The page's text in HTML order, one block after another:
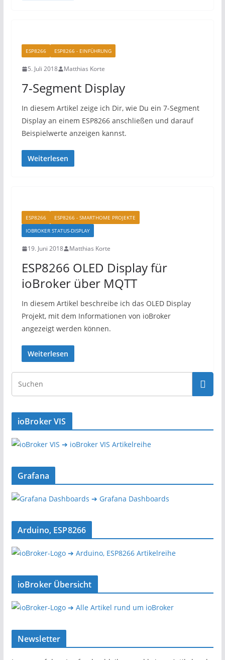
ESP8266 ESP8266 - EINFÜHRUNG
5. Juli 2018 Matthias Korte
7-Segment Display
In diesem Artikel zeige ich Dir, wie Du ein 7-Segment
Display an einem ESP8266 anschließen und darauf
Beispielwerte anzeigen kannst.
Weiterlesen
ESP8266
ESP8266 - SMARTHOME PROJEKTE
IOBROKER STATUS-DISPLAY
19. Juni 2018 Matthias Korte
ESP8266 OLED Display für
ioBroker über MQTT
In diesem Artikel beschreibe ich das OLED Display
Projekt, mit dem Informationen von ioBroker
angezeigt werden können.
Weiterlesen
ioBroker VIS
➔ ioBroker VIS Artikelreihe
Grafana
➔ Grafana Dashboards
Arduino, ESP8266
➔ Arduino, ESP8266 Artikelreihe
ioBroker Übersicht
➔ Alle Artikel rund um ioBroker
Newsletter